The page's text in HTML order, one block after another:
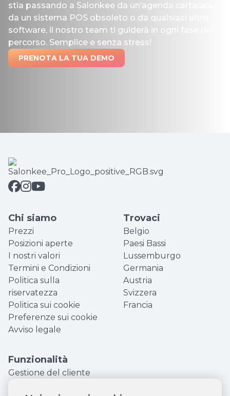
stia passando a Salonkee da un’agenda cartacea,
da un sistema POS obsoleto o da qualsiasi altro
software, il nostro team ti guiderà in ogni fase del
percorso. Semplice e senza stress!
PRENOTA LA TUA DEMO
Chi siamo
Prezzi
Posizioni aperte
I nostri valori
Termini e Condizioni
Politica sulla
riservatezza
Politica sui cookie
Preferenze sui cookie
Avviso legale
Trovaci
Belgio
Paesi Bassi
Lussemburgo
Germania
Austria
Svizzera
Francia
Funzionalità
Gestione del cliente